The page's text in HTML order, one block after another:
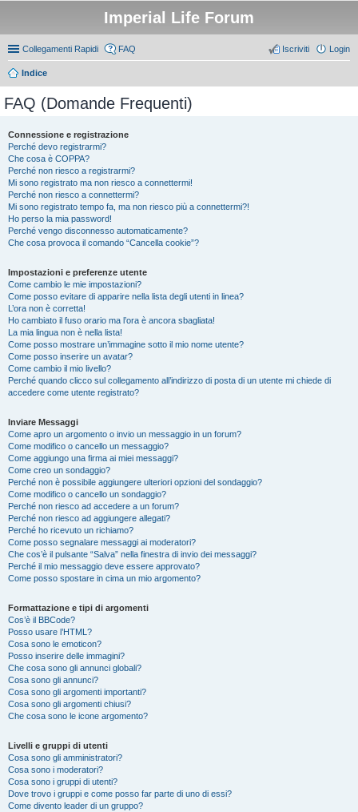
Imperial Life Forum
Collegamenti Rapidi FAQ Login
Iscriviti
Indice
FAQ (Domande Frequenti)
Connessione e registrazione
Perché devo registrarmi?
Che cosa è COPPA?
Perché non riesco a registrarmi?
Mi sono registrato ma non riesco a connettermi!
Perché non riesco a connettermi?
Mi sono registrato tempo fa, ma non riesco più a connettermi?!
Ho perso la mia password!
Perché vengo disconnesso automaticamente?
Che cosa provoca il comando “Cancella cookie”?
Impostazioni e preferenze utente
Come cambio le mie impostazioni?
Come posso evitare di apparire nella lista degli utenti in linea?
L’ora non è corretta!
Ho cambiato il fuso orario ma l’ora è ancora sbagliata!
La mia lingua non è nella lista!
Come posso mostrare un’immagine sotto il mio nome utente?
Come posso inserire un avatar?
Come cambio il mio livello?
Perché quando clicco sul collegamento all’indirizzo di posta di un utente mi chiede di
accedere come utente registrato?
Inviare Messaggi
Come apro un argomento o invio un messaggio in un forum?
Come modifico o cancello un messaggio?
Come aggiungo una firma ai miei messaggi?
Come creo un sondaggio?
Perché non è possibile aggiungere ulteriori opzioni del sondaggio?
Come modifico o cancello un sondaggio?
Perché non riesco ad accedere a un forum?
Perché non riesco ad aggiungere allegati?
Perché ho ricevuto un richiamo?
Come posso segnalare messaggi ai moderatori?
Che cos’è il pulsante “Salva” nella finestra di invio dei messaggi?
Perché il mio messaggio deve essere approvato?
Come posso spostare in cima un mio argomento?
Formattazione e tipi di argomenti
Cos’è il BBCode?
Posso usare l’HTML?
Cosa sono le emoticon?
Posso inserire delle immagini?
Che cosa sono gli annunci globali?
Cosa sono gli annunci?
Cosa sono gli argomenti importanti?
Cosa sono gli argomenti chiusi?
Che cosa sono le icone argomento?
Livelli e gruppi di utenti
Cosa sono gli amministratori?
Cosa sono i moderatori?
Cosa sono i gruppi di utenti?
Dove trovo i gruppi e come posso far parte di uno di essi?
Come divento leader di un gruppo?